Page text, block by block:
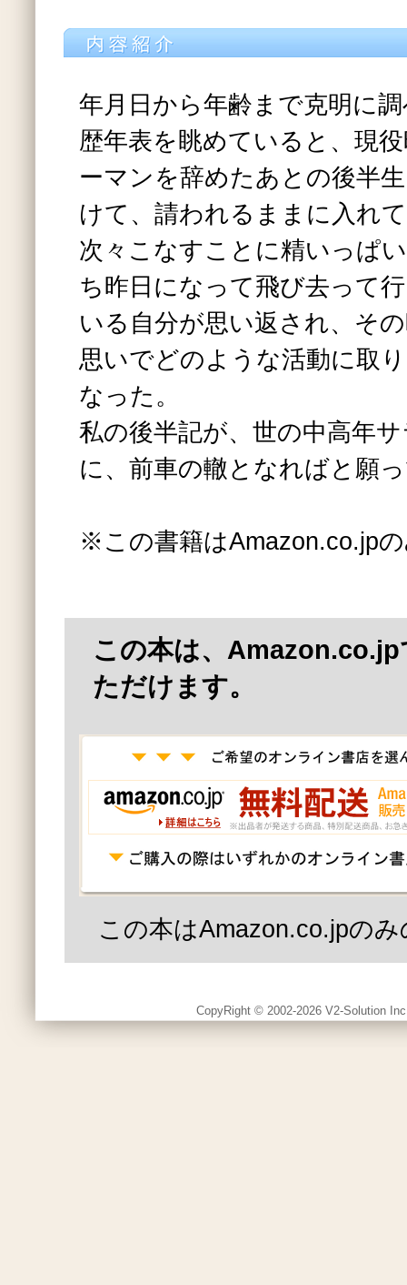
年月日から年齢まで克明に
歴年表を眺めていると、現
ーマンを辞めたあとの後半
けて、請われるままに入れ
次々こなすことに精いっぱ
ち昨日になって飛び去って
いる自分が思い返され、そ
思いでどのような活動に取
なった。
私の後半記が、世の中高年
に、前車の轍となればと願
※この書籍はAmazon.co.jp
この本は、
ただけます。
この本はAmazon.co.jpの
CopyRight © 2002-2026 V2-Solution